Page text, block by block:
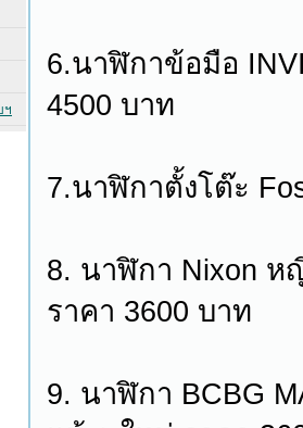
6.นาฬิกาข้อมือ
4500 บาท
7.นาฬิกาตั้งโต๊ะ
8. นาฬิกา Nixon ห
ราคา 3600 บาท
9. นาฬิกา BCBG